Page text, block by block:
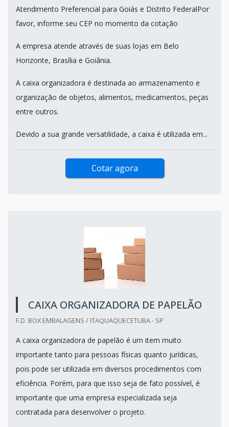
Atendimento Preferencial para Goiás e Distrito FederalPor
favor, informe seu CEP no momento da cotação
A empresa atende através de suas lojas em Belo
Horizonte, Brasília e Goiânia.
A caixa organizadora é destinada ao armazenamento e
organização de objetos, alimentos, medicamentos, peças
entre outros.
Devido a sua grande versatilidade, a caixa é utilizada em...
Cotar agora
CAIXA ORGANIZADORA DE PAPELÃO
F.D. BOX EMBALAGENS / ITAQUAQUECETUBA - SP
A caixa organizadora de papelão é um item muito
importante tanto para pessoas físicas quanto jurídicas,
pois pode ser utilizada em diversos procedimentos com
eficiência. Porém, para que isso seja de fato possível, é
importante que uma empresa especializada seja
contratada para desenvolver o projeto.